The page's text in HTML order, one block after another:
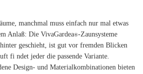
manchmal muss einfach nur mal etwas
Anlaß: Die VivaGardea®-Zaunsysteme
geschieht, ist gut vor fremden Blicken
fi ndet jeder die passende Variante.
Design- und Materialkombinationen bieten